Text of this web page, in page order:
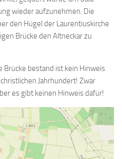
wieder aufzunehmen. Die
den Hügel der Laurentiuskirche
Brücke den Altneckar zu
Brücke bestand ist kein Hinweis
Jahrhundert! Zwar
es gibt keinen Hinweis dafür!